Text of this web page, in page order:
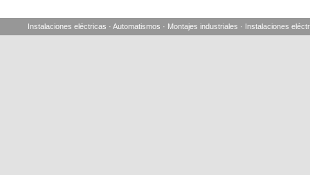
Instalaciones eléctricas · Automatismos · Montajes industriales · Instalaciones